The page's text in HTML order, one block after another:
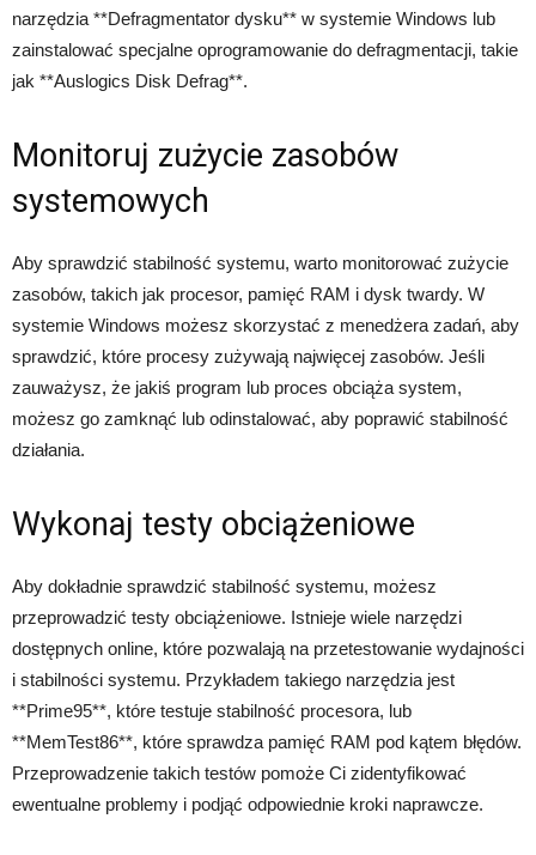
narzędzia **Defragmentator dysku** w systemie Windows lub
zainstalować specjalne oprogramowanie do defragmentacji, takie
jak **Auslogics Disk Defrag**.
Monitoruj zużycie zasobów
systemowych
Aby sprawdzić stabilność systemu, warto monitorować zużycie
zasobów, takich jak procesor, pamięć RAM i dysk twardy. W
systemie Windows możesz skorzystać z menedżera zadań, aby
sprawdzić, które procesy zużywają najwięcej zasobów. Jeśli
zauważysz, że jakiś program lub proces obciąża system,
możesz go zamknąć lub odinstalować, aby poprawić stabilność
działania.
Wykonaj testy obciążeniowe
Aby dokładnie sprawdzić stabilność systemu, możesz
przeprowadzić testy obciążeniowe. Istnieje wiele narzędzi
dostępnych online, które pozwalają na przetestowanie wydajności
i stabilności systemu. Przykładem takiego narzędzia jest
**Prime95**, które testuje stabilność procesora, lub
**MemTest86**, które sprawdza pamięć RAM pod kątem błędów.
Przeprowadzenie takich testów pomoże Ci zidentyfikować
ewentualne problemy i podjąć odpowiednie kroki naprawcze.